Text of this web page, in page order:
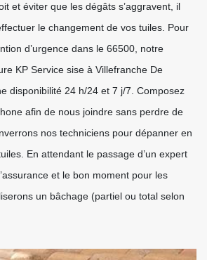
et éviter que les dégâts s’aggravent, il
le changement de vos tuiles. Pour
d’urgence dans le 66500, notre
KP Service sise à Villefranche De
disponibilité 24 h/24 et 7 j/7. Composez
afin de nous joindre sans perdre de
nos techniciens pour dépanner en
En attendant le passage d’un expert
et le bon moment pour les
un bâchage (partiel ou total selon